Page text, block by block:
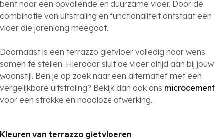
bent naar een opvallende en duurzame vloer. Door de
combinatie van uitstraling en functionaliteit ontstaat een
vloer die jarenlang meegaat.
Daarnaast is een terrazzo gietvloer volledig naar wens
samen te stellen. Hierdoor sluit de vloer altijd aan bij jouw
woonstijl. Ben je op zoek naar een alternatief met een
vergelijkbare uitstraling? Bekijk dan ook ons microcement
voor een strakke en naadloze afwerking.
Kleuren van terrazzo gietvloeren